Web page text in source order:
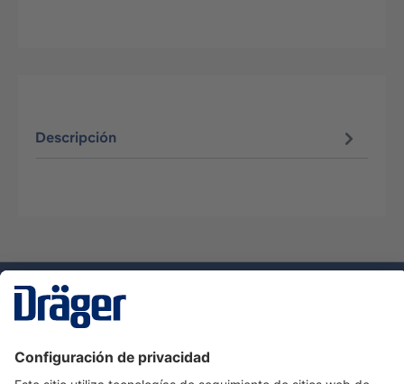
Descripción
Servicio de atención al cliente de Dräger